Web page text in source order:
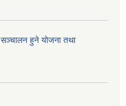
हुने योजना तथा